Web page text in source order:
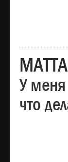
У меня
что